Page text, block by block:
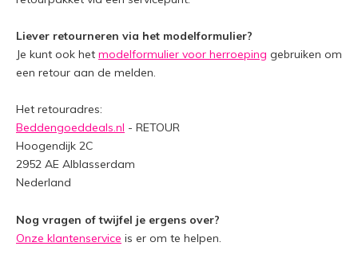
Liever retourneren via het modelformulier?
Je kunt ook het modelformulier voor herroeping gebruiken om
een retour aan de melden.
Het retouradres:
Beddengoeddeals.nl - RETOUR
Hoogendijk 2C
2952 AE Alblasserdam
Nederland
Nog vragen of twijfel je ergens over?
Onze klantenservice is er om te helpen.